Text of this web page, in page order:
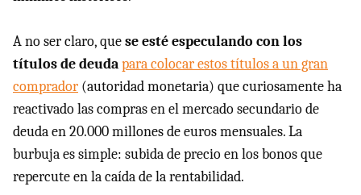
A no ser claro, quese esté especulando con los
títulos de deudapara colocar estos títulos a un gran
comprador (autoridad monetaria) que curiosamente ha
reactivado las compras en el mercado secundario de
deuda en 20.000 millones de euros mensuales. La
burbuja es simple: subida de precio en los bonos que
repercute en la caída de la rentabilidad.